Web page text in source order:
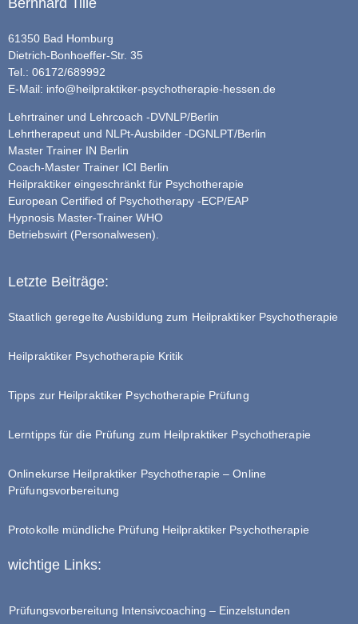
Bernhard Tille
61350 Bad Homburg
Dietrich-Bonhoeffer-Str. 35
Tel.: 06172/689992
E-Mail: info@heilpraktiker-psychotherapie-hessen.de
Lehrtrainer und Lehrcoach -DVNLP/Berlin
Lehrtherapeut und NLPt-Ausbilder -DGNLPT/Berlin
Master Trainer IN Berlin
Coach-Master Trainer ICI Berlin
Heilpraktiker eingeschränkt für Psychotherapie
European Certified of Psychotherapy -ECP/EAP
Hypnosis Master-Trainer WHO
Betriebswirt (Personalwesen).
Letzte Beiträge:
Staatlich geregelte Ausbildung zum Heilpraktiker Psychotherapie
Heilpraktiker Psychotherapie Kritik
Tipps zur Heilpraktiker Psychotherapie Prüfung
Lerntipps für die Prüfung zum Heilpraktiker Psychotherapie
Onlinekurse Heilpraktiker Psychotherapie – Online
Prüfungsvorbereitung
Protokolle mündliche Prüfung Heilpraktiker Psychotherapie
wichtige Links:
Prüfungsvorbereitung Intensivcoaching – Einzelstunden